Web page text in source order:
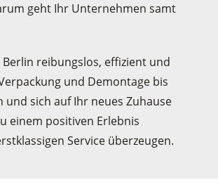
geht Ihr Unternehmen samt
reibungslos, effizient und
und Demontage bis
sich auf Ihr neues Zuhause
einem positiven Erlebnis
Service überzeugen.